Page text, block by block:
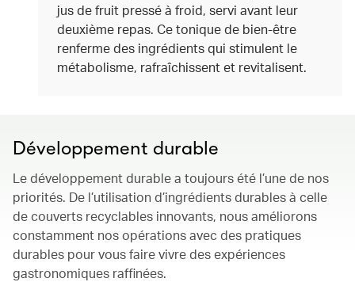
jus de fruit pressé à froid, servi avant leur
deuxième repas. Ce tonique de bien-être
renferme des ingrédients qui stimulent le
métabolisme, rafraîchissent et revitalisent.
Développement durable
Le développement durable a toujours été l’une de nos
priorités. De l’utilisation d’ingrédients durables à celle
de couverts recyclables innovants, nous améliorons
constamment nos opérations avec des pratiques
durables pour vous faire vivre des expériences
gastronomiques raffinées.